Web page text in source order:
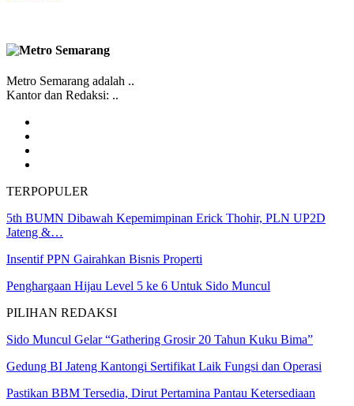
Metro Semarang adalah ..
Kantor dan Redaksi: ..
TERPOPULER
5th BUMN Dibawah Kepemimpinan Erick Thohir, PLN UP2D
Jateng &…
Insentif PPN Gairahkan Bisnis Properti
Penghargaan Hijau Level 5 ke 6 Untuk Sido Muncul
PILIHAN REDAKSI
Sido Muncul Gelar “Gathering Grosir 20 Tahun Kuku Bima”
Gedung BI Jateng Kantongi Sertifikat Laik Fungsi dan Operasi
Pastikan BBM Tersedia, Dirut Pertamina Pantau Ketersediaan